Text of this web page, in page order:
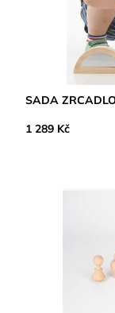
SADA
1 289 Kč